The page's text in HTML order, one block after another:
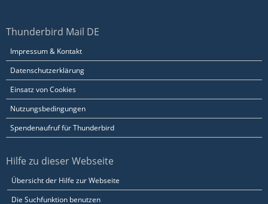
Thunderbird Mail DE
Impressum & Kontakt
Datenschutzerklärung
Einsatz von Cookies
Nutzungsbedingungen
Spendenaufruf für Thunderbird
Hilfe zu dieser Webseite
Übersicht der Hilfe zur Webseite
Die Suchfunktion benutzen